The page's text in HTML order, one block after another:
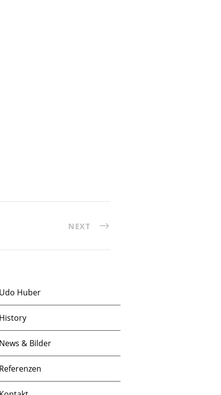
NEXT
Udo Huber
History
News & Bilder
Referenzen